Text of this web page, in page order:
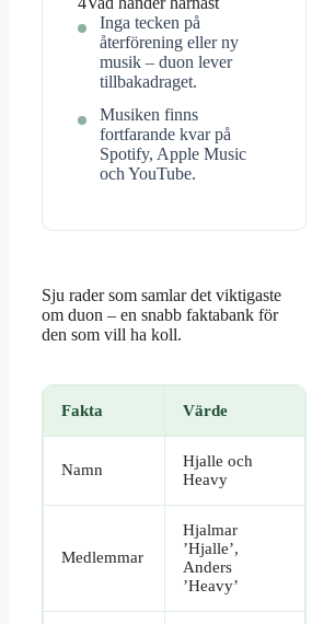
Inga tecken på
återförening eller ny
musik – duon lever
tillbakadraget.
Musiken finns
fortfarande kvar på
Spotify, Apple Music
och YouTube.
Sju rader som samlar det viktigaste
om duon – en snabb faktabank för
den som vill ha koll.
Fakta Värde
Namn
Hjalle och
Heavy
Medlemmar
Hjalmar
’Hjalle’,
Anders
’Heavy’